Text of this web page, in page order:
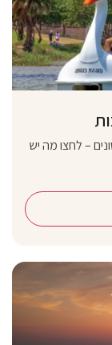
– לחצו מה יש